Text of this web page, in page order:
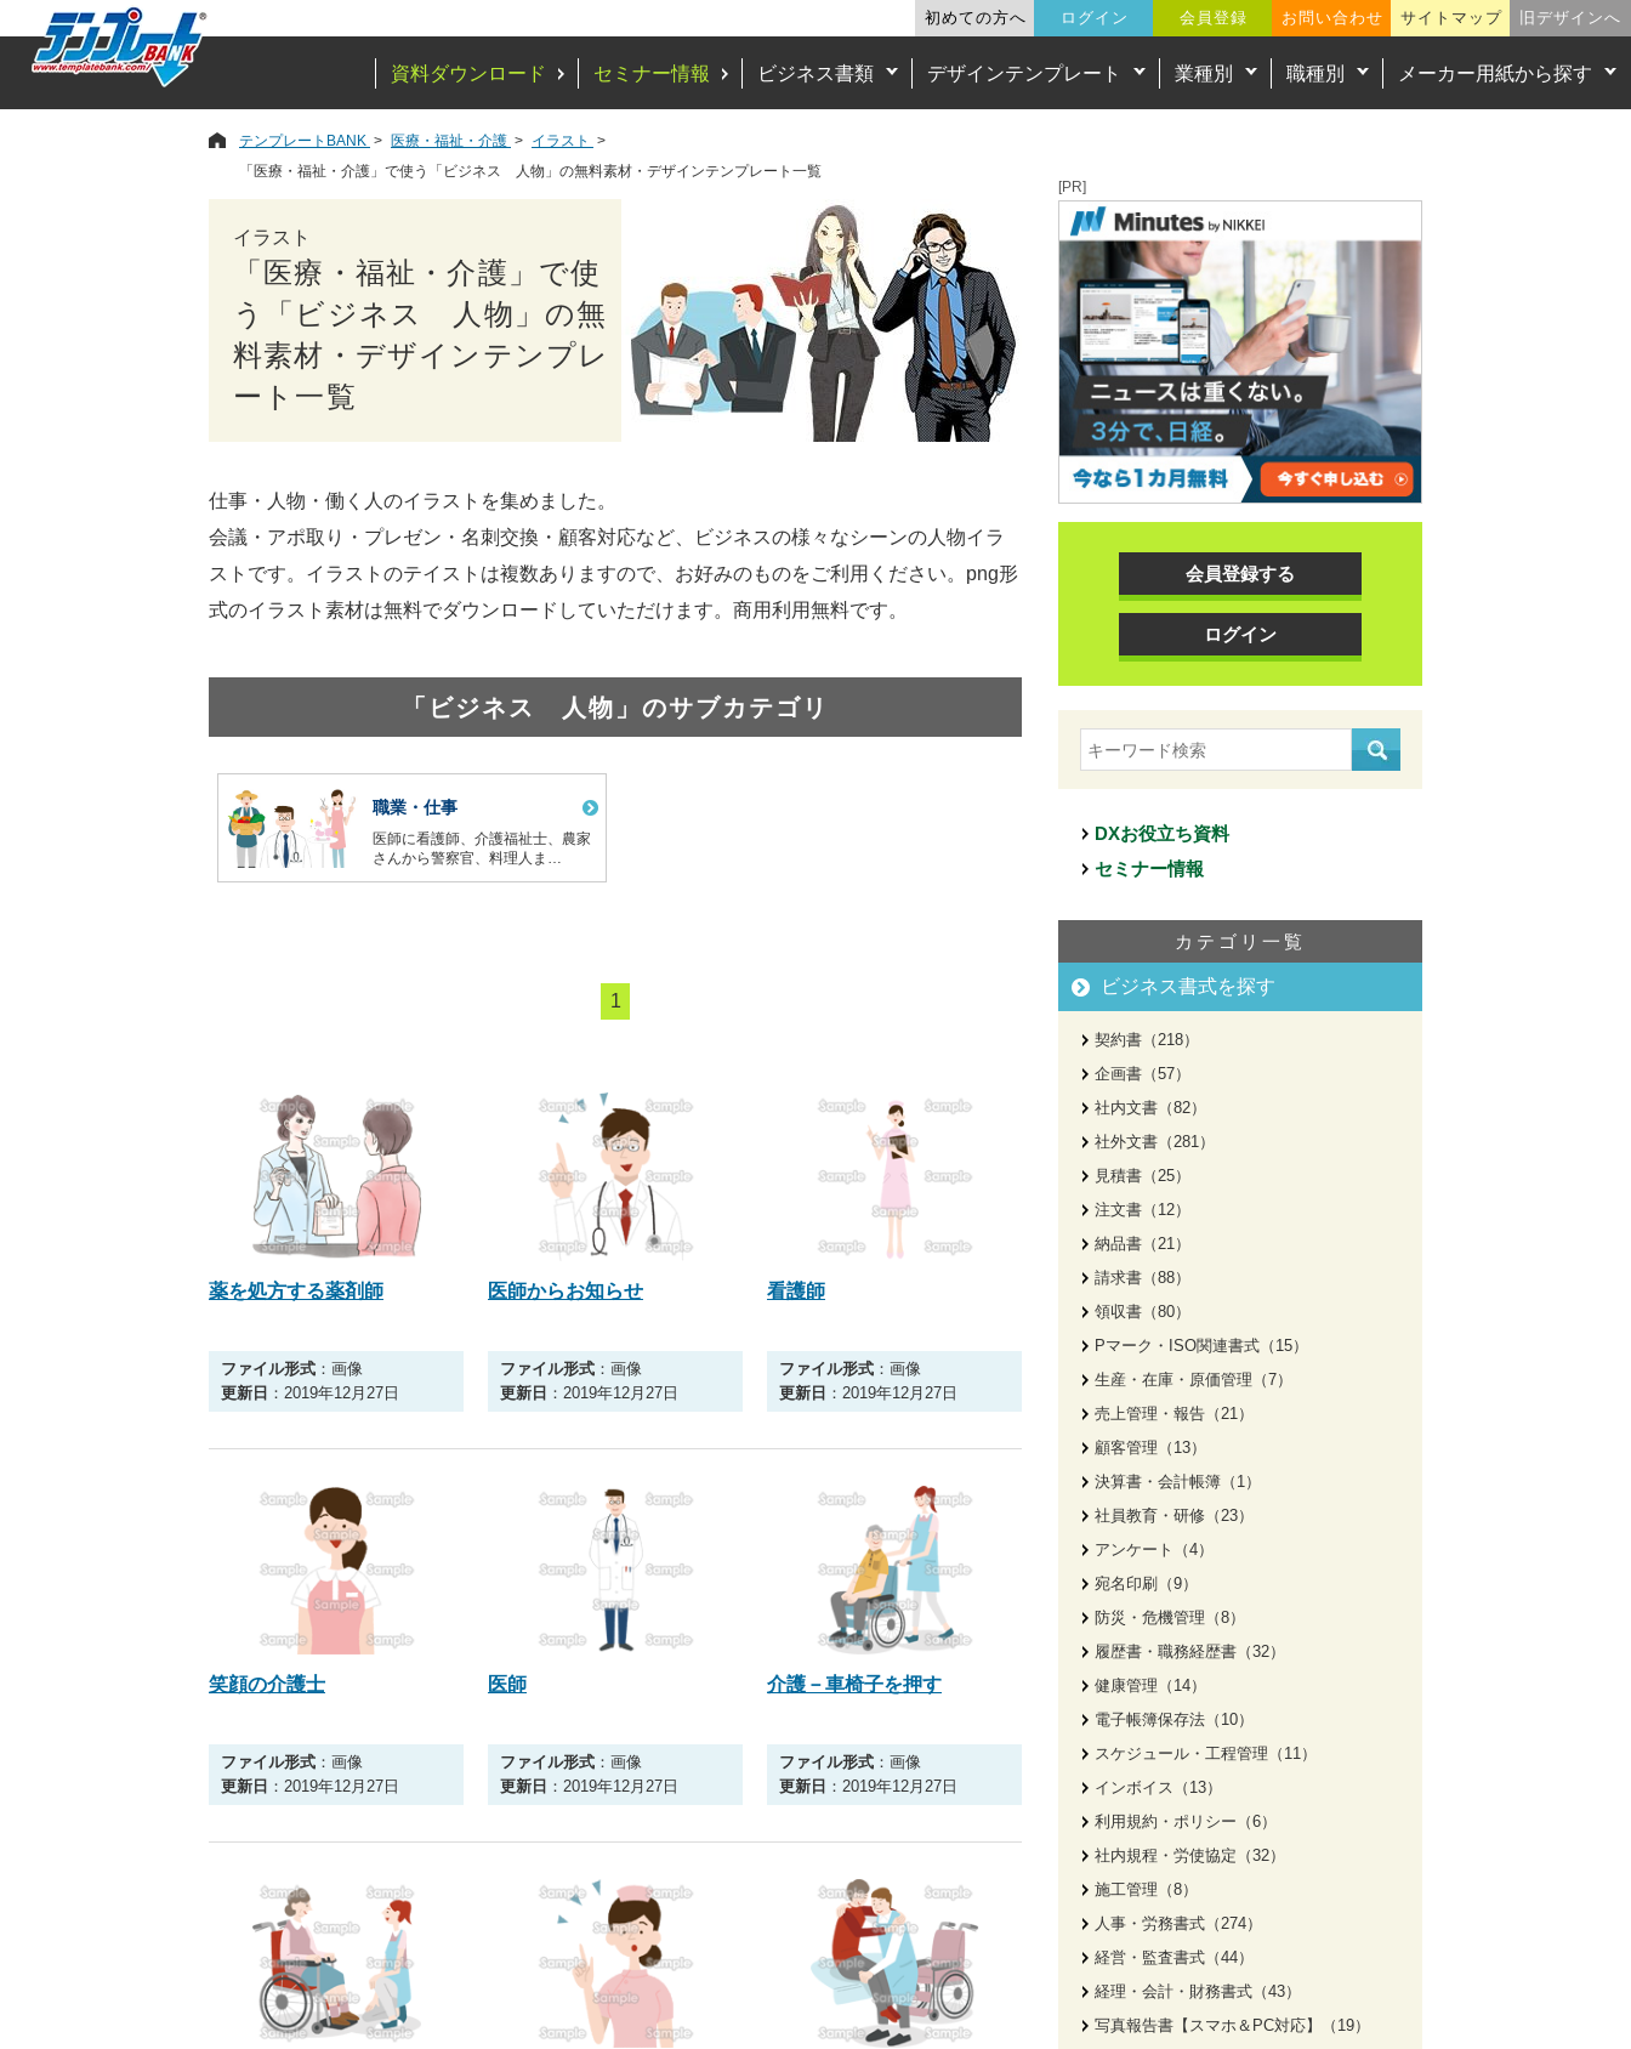
初めての方へ ログイン 会員登録 お問い合わせ サイトマップ 旧デザインへ
資料ダウンロード セミナー情報 ビジネス書類 デザインテンプレート 業種別 職種別 メーカー用紙から探す
テンプレートBANK 医療・福祉・介護
イラスト
「医療・福祉・介護」で使う「ビジネス 人物」の無料素材・デザインテンプレート一覧
イラスト
「医療・福祉・介護」で使
う「ビジネス 人物」の無
料素材・デザインテンプレ
ート一覧
仕事・人物・働く人のイラストを集めました。
会議・アポ取り・プレゼン・名刺交換・顧客対応など、ビジネスの様々なシーンの人物イラ
ストです。イラストのテイストは複数ありますので、お好みのものをご利用ください。png形
式のイラスト素材は無料でダウンロードしていただけます。商用利用無料です。
「ビジネス 人物」のサブカテゴリ
職業・仕事
医師に看護師、介護福祉士、農家
さんから警察官、料理人ま…
1
薬を処方する薬剤師
ファイル形式 ：画像
更新日 ：2019年12月27日
医師からお知らせ
ファイル形式 ：画像
更新日 ：2019年12月27日
看護師
ファイル形式 ：画像
更新日 ：2019年12月27日
笑顔の介護士
ファイル形式 ：画像
更新日 ：2019年12月27日
医師
ファイル形式 ：画像
更新日 ：2019年12月27日
介護－車椅子を押す
ファイル形式 ：画像
更新日 ：2019年12月27日
[PR]
会員登録する
ログイン
DXお役立ち資料
セミナー情報
カテゴリ一覧
ビジネス書式を探す
契約書（218）
企画書（57）
社内文書（82）
社外文書（281）
見積書（25）
注文書（12）
納品書（21）
請求書（88）
領収書（80）
Pマーク・ISO関連書式（15）
生産・在庫・原価管理（7）
売上管理・報告（21）
顧客管理（13）
決算書・会計帳簿（1）
社員教育・研修（23）
アンケート（4）
宛名印刷（9）
防災・危機管理（8）
履歴書・職務経歴書（32）
健康管理（14）
電子帳簿保存法（10）
スケジュール・工程管理（11）
インボイス（13）
利用規約・ポリシー（6）
社内規程・労使協定（32）
施工管理（8）
人事・労務書式（274）
経営・監査書式（44）
経理・会計・財務書式（43）
写真報告書【スマホ＆PC対応】（19）